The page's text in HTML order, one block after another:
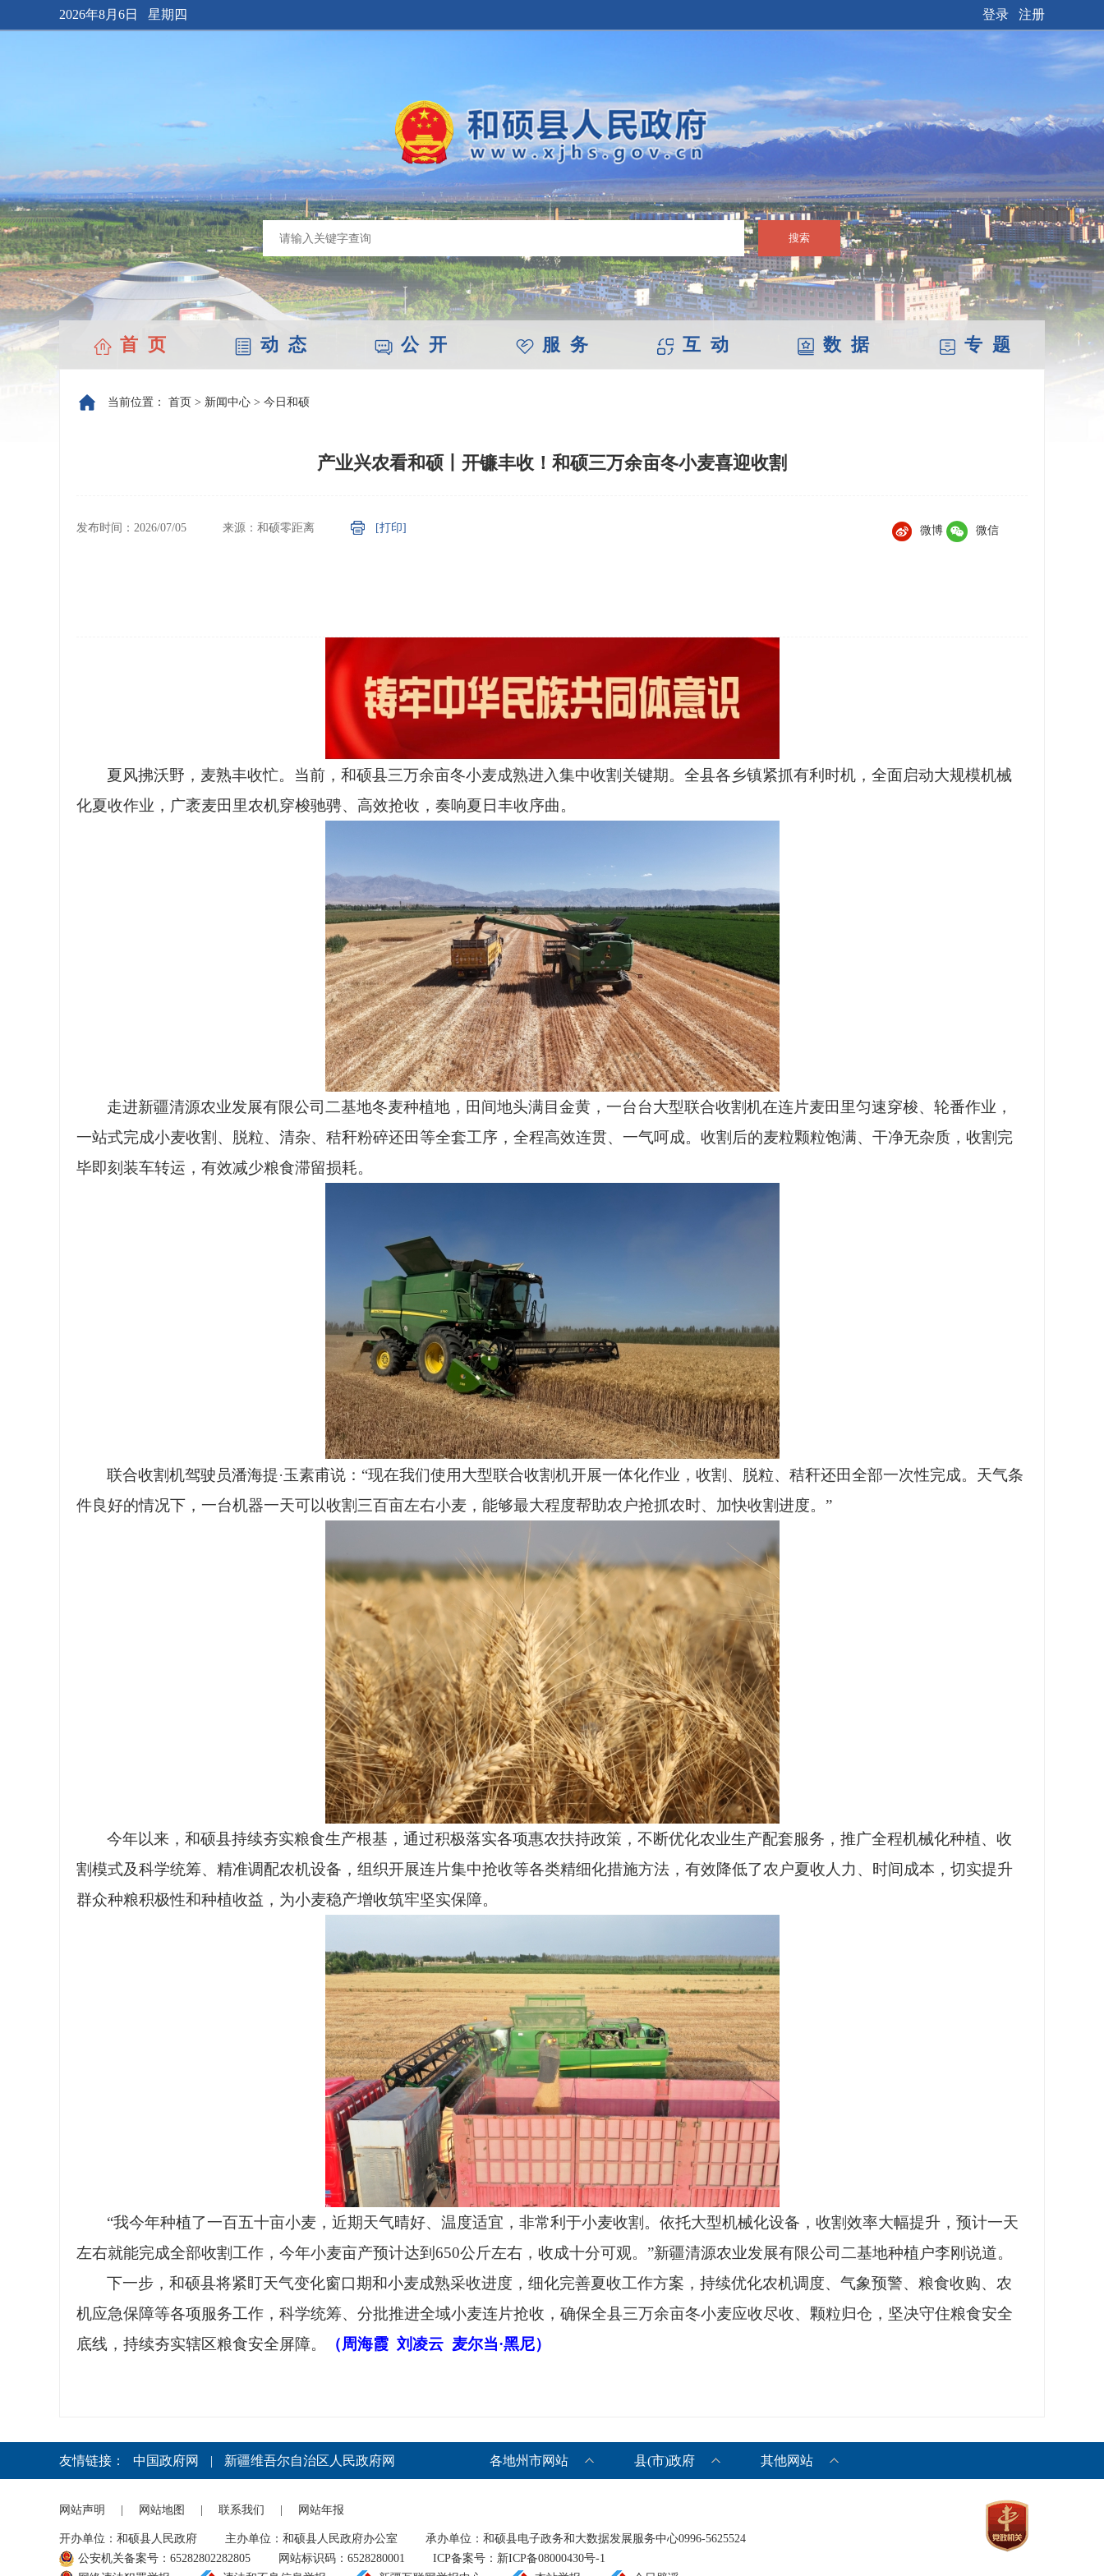
2026年8月6日 星期四 登录 注册
搜索
首 页 动 态 公 开 服 务 互 动 数 据 专 题
当前位置： 首页 > 新闻中心 > 今日和硕
产业兴农看和硕丨开镰丰收！和硕三万余亩冬小麦喜迎收割
发布时间：2026/07/05 来源：和硕零距离 [打印] 微博 微信
夏风拂沃野，麦熟丰收忙。当前，和硕县三万余亩冬小麦成熟进入集中收割关键期。全县各乡镇紧抓有利时机，全面启动大规模机械
化夏收作业，广袤麦田里农机穿梭驰骋、高效抢收，奏响夏日丰收序曲。
走进新疆清源农业发展有限公司二基地冬麦种植地，田间地头满目金黄，一台台大型联合收割机在连片麦田里匀速穿梭、轮番作业，
一站式完成小麦收割、脱粒、清杂、秸秆粉碎还田等全套工序，全程高效连贯、一气呵成。收割后的麦粒颗粒饱满、干净无杂质，收割完
毕即刻装车转运，有效减少粮食滞留损耗。
联合收割机驾驶员潘海提·玉素甫说：“现在我们使用大型联合收割机开展一体化作业，收割、脱粒、秸秆还田全部一次性完成。天气条
件良好的情况下，一台机器一天可以收割三百亩左右小麦，能够最大程度帮助农户抢抓农时、加快收割进度。”
今年以来，和硕县持续夯实粮食生产根基，通过积极落实各项惠农扶持政策，不断优化农业生产配套服务，推广全程机械化种植、收
割模式及科学统筹、精准调配农机设备，组织开展连片集中抢收等各类精细化措施方法，有效降低了农户夏收人力、时间成本，切实提升
群众种粮积极性和种植收益，为小麦稳产增收筑牢坚实保障。
“我今年种植了一百五十亩小麦，近期天气晴好、温度适宜，非常利于小麦收割。依托大型机械化设备，收割效率大幅提升，预计一天
左右就能完成全部收割工作，今年小麦亩产预计达到650公斤左右，收成十分可观。”新疆清源农业发展有限公司二基地种植户李刚说道。
下一步，和硕县将紧盯天气变化窗口期和小麦成熟采收进度，细化完善夏收工作方案，持续优化农机调度、气象预警、粮食收购、农
机应急保障等各项服务工作，科学统筹、分批推进全域小麦连片抢收，确保全县三万余亩冬小麦应收尽收、颗粒归仓，坚决守住粮食安全
底线，持续夯实辖区粮食安全屏障。
（周海霞 刘凌云 麦尔当·黑尼）
友情链接： 中国政府网 | 新疆维吾尔自治区人民政府网 各地州市网站 县(市)政府 其他网站
网站声明 | 网站地图 | 联系我们 | 网站年报
开办单位：和硕县人民政府 主办单位：和硕县人民政府办公室
承办单位：和硕县电子政务和大数据发展服务中心0996-5625524
公安机关备案号：65282802282805
网站标识码：6528280001
ICP备案号：新ICP备08000430号-1